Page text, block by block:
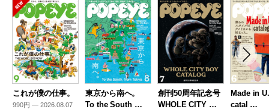
これが僕の仕事。
990円 — 2026.08.07
東京から南へ。
To the South …
創刊50周年記念号
WHOLE CITY …
Made in
catal …